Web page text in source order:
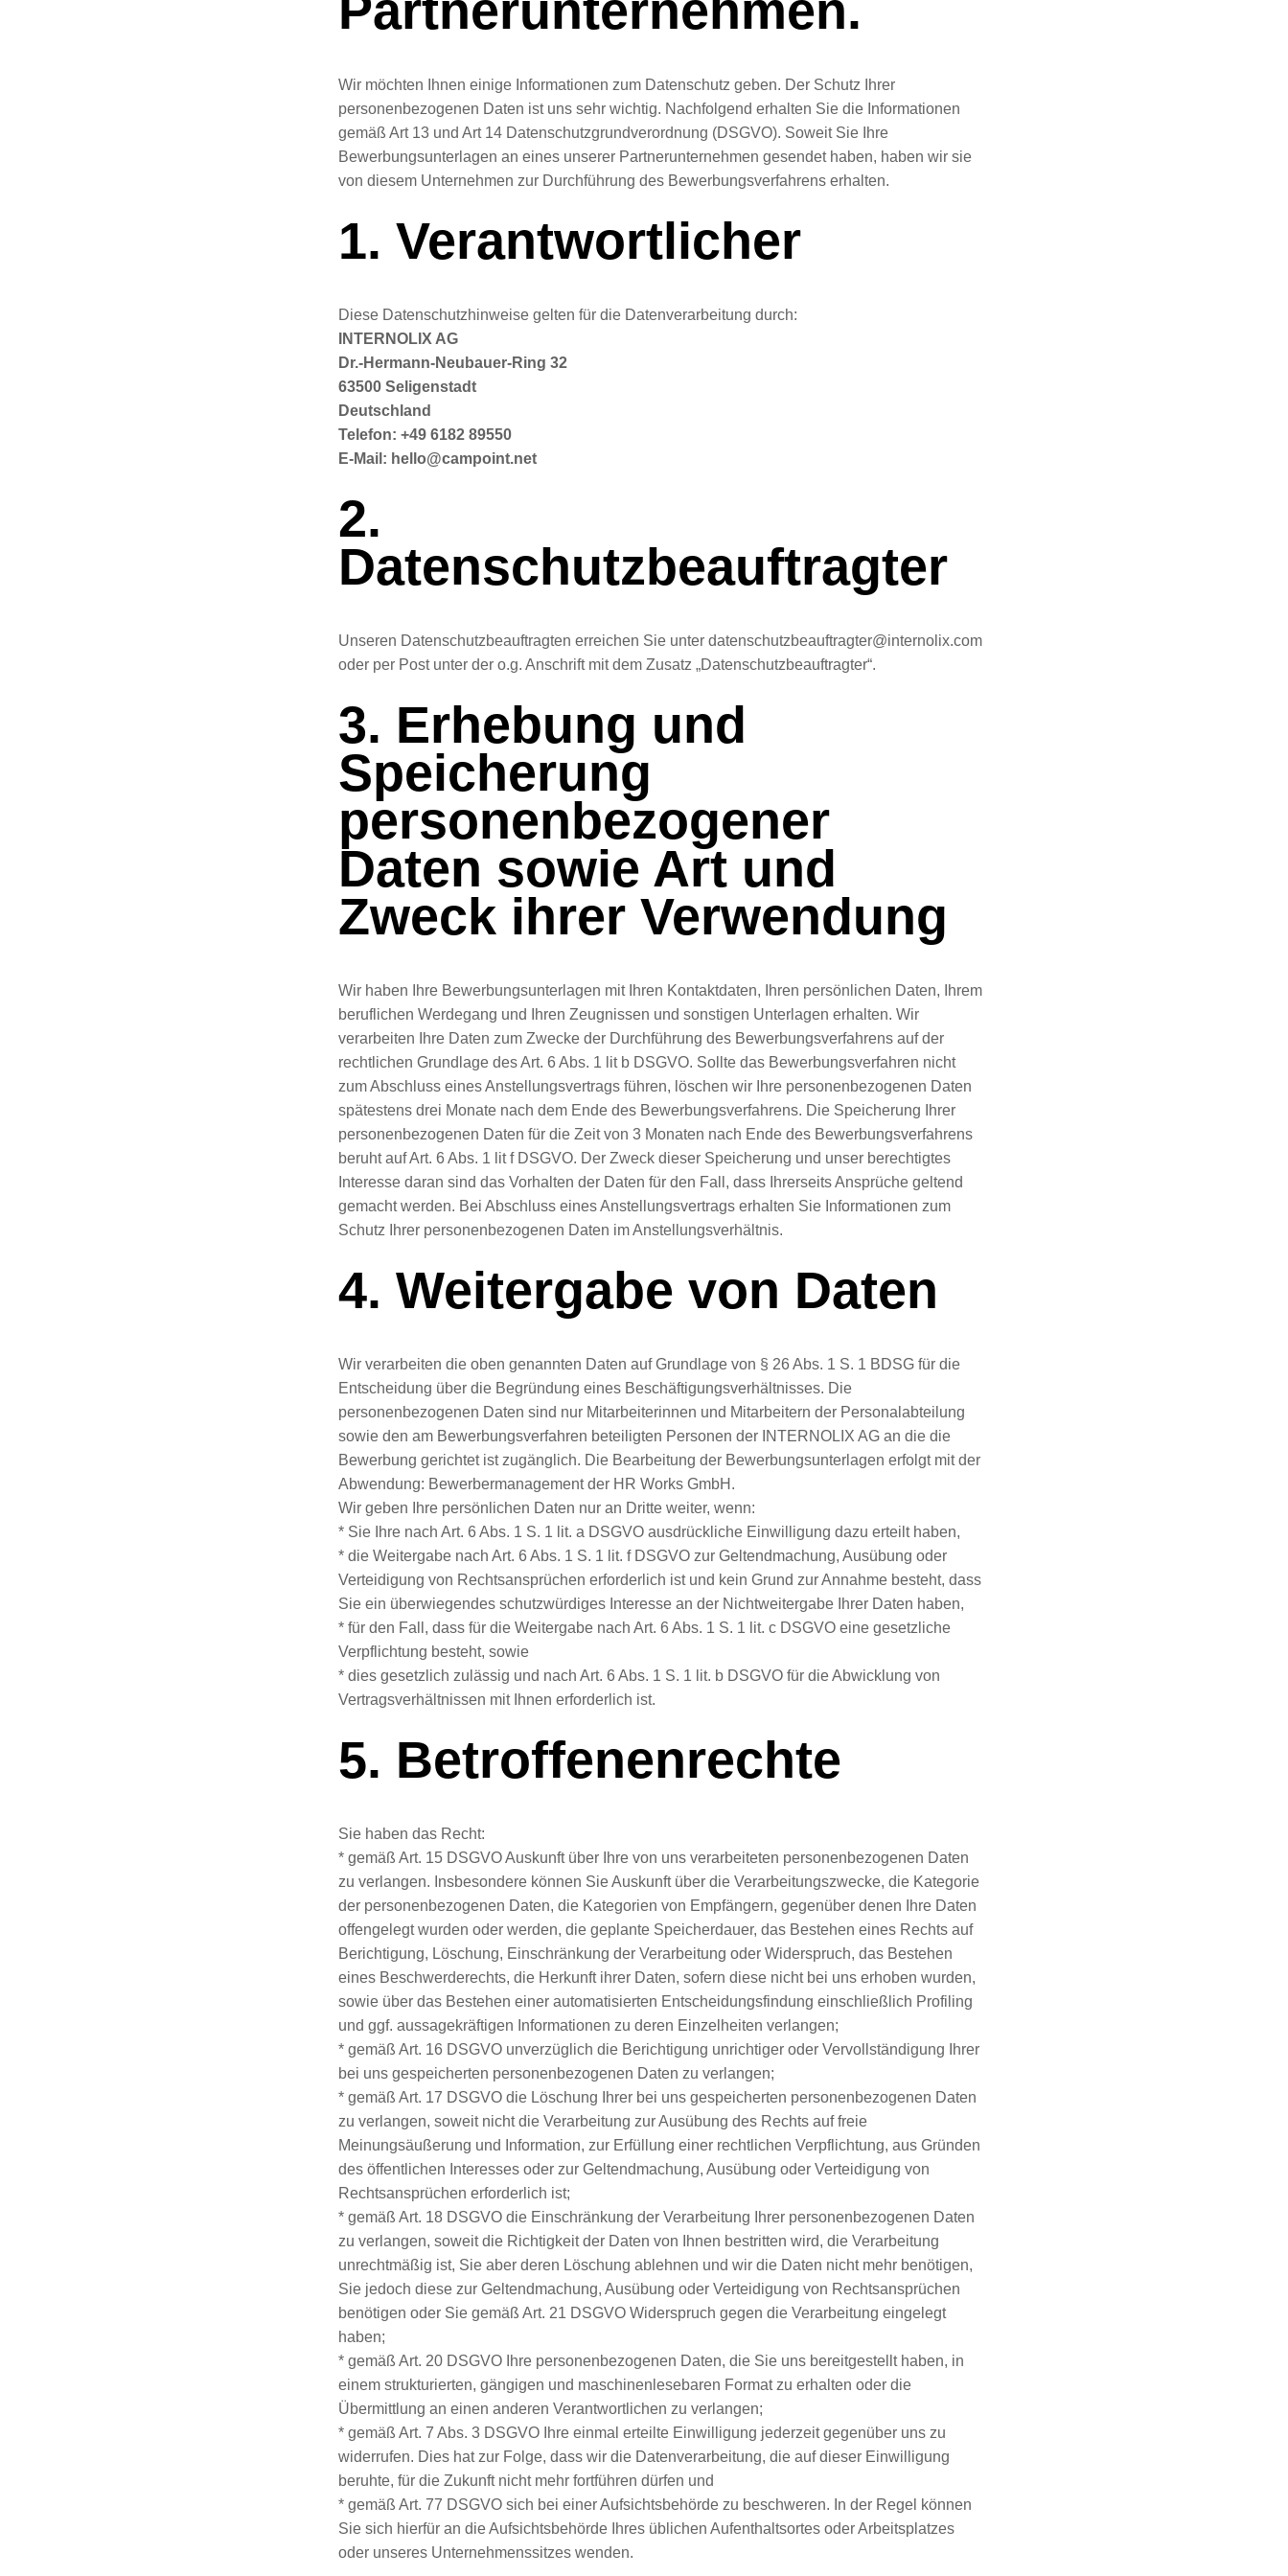
Wir möchten Ihnen einige Informationen zum Datenschutz geben. Der Schutz Ihrer
personenbezogenen Daten ist uns sehr wichtig. Nachfolgend erhalten Sie die Informationen
gemäß Art 13 und Art 14 Datenschutzgrundverordnung (DSGVO). Soweit Sie Ihre
Bewerbungsunterlagen an eines unserer Partnerunternehmen gesendet haben, haben wir sie
von diesem Unternehmen zur Durchführung des Bewerbungsverfahrens erhalten.
1. Verantwortlicher
Diese Datenschutzhinweise gelten für die Datenverarbeitung durch:
INTERNOLIX AG
Dr.-Hermann-Neubauer-Ring 32
63500 Seligenstadt
Deutschland
Telefon: +49 6182 89550
E-Mail: hello@campoint.net
2.
Datenschutzbeauftragter
Unseren Datenschutzbeauftragten erreichen Sie unter datenschutzbeauftragter@internolix.com
oder per Post unter der o.g. Anschrift mit dem Zusatz „Datenschutzbeauftragter“.
3. Erhebung und
Speicherung
personenbezogener
Daten sowie Art und
Zweck ihrer Verwendung
Wir haben Ihre Bewerbungsunterlagen mit Ihren Kontaktdaten, Ihren persönlichen Daten, Ihrem
beruflichen Werdegang und Ihren Zeugnissen und sonstigen Unterlagen erhalten. Wir
verarbeiten Ihre Daten zum Zwecke der Durchführung des Bewerbungsverfahrens auf der
rechtlichen Grundlage des Art. 6 Abs. 1 lit b DSGVO. Sollte das Bewerbungsverfahren nicht
zum Abschluss eines Anstellungsvertrags führen, löschen wir Ihre personenbezogenen Daten
spätestens drei Monate nach dem Ende des Bewerbungsverfahrens. Die Speicherung Ihrer
personenbezogenen Daten für die Zeit von 3 Monaten nach Ende des Bewerbungsverfahrens
beruht auf Art. 6 Abs. 1 lit f DSGVO. Der Zweck dieser Speicherung und unser berechtigtes
Interesse daran sind das Vorhalten der Daten für den Fall, dass Ihrerseits Ansprüche geltend
gemacht werden. Bei Abschluss eines Anstellungsvertrags erhalten Sie Informationen zum
Schutz Ihrer personenbezogenen Daten im Anstellungsverhältnis.
4. Weitergabe von Daten
Wir verarbeiten die oben genannten Daten auf Grundlage von § 26 Abs. 1 S. 1 BDSG für die
Entscheidung über die Begründung eines Beschäftigungsverhältnisses. Die
personenbezogenen Daten sind nur Mitarbeiterinnen und Mitarbeitern der Personalabteilung
sowie den am Bewerbungsverfahren beteiligten Personen der INTERNOLIX AG an die die
Bewerbung gerichtet ist zugänglich. Die Bearbeitung der Bewerbungsunterlagen erfolgt mit der
Abwendung: Bewerbermanagement der HR Works GmbH.
Wir geben Ihre persönlichen Daten nur an Dritte weiter, wenn:
* Sie Ihre nach Art. 6 Abs. 1 S. 1 lit. a DSGVO ausdrückliche Einwilligung dazu erteilt haben,
* die Weitergabe nach Art. 6 Abs. 1 S. 1 lit. f DSGVO zur Geltendmachung, Ausübung oder
Verteidigung von Rechtsansprüchen erforderlich ist und kein Grund zur Annahme besteht, dass
Sie ein überwiegendes schutzwürdiges Interesse an der Nichtweitergabe Ihrer Daten haben,
* für den Fall, dass für die Weitergabe nach Art. 6 Abs. 1 S. 1 lit. c DSGVO eine gesetzliche
Verpflichtung besteht, sowie
* dies gesetzlich zulässig und nach Art. 6 Abs. 1 S. 1 lit. b DSGVO für die Abwicklung von
Vertragsverhältnissen mit Ihnen erforderlich ist.
5. Betroffenenrechte
Sie haben das Recht:
* gemäß Art. 15 DSGVO Auskunft über Ihre von uns verarbeiteten personenbezogenen Daten
zu verlangen. Insbesondere können Sie Auskunft über die Verarbeitungszwecke, die Kategorie
der personenbezogenen Daten, die Kategorien von Empfängern, gegenüber denen Ihre Daten
offengelegt wurden oder werden, die geplante Speicherdauer, das Bestehen eines Rechts auf
Berichtigung, Löschung, Einschränkung der Verarbeitung oder Widerspruch, das Bestehen
eines Beschwerderechts, die Herkunft ihrer Daten, sofern diese nicht bei uns erhoben wurden,
sowie über das Bestehen einer automatisierten Entscheidungsfindung einschließlich Profiling
und ggf. aussagekräftigen Informationen zu deren Einzelheiten verlangen;
* gemäß Art. 16 DSGVO unverzüglich die Berichtigung unrichtiger oder Vervollständigung Ihrer
bei uns gespeicherten personenbezogenen Daten zu verlangen;
* gemäß Art. 17 DSGVO die Löschung Ihrer bei uns gespeicherten personenbezogenen Daten
zu verlangen, soweit nicht die Verarbeitung zur Ausübung des Rechts auf freie
Meinungsäußerung und Information, zur Erfüllung einer rechtlichen Verpflichtung, aus Gründen
des öffentlichen Interesses oder zur Geltendmachung, Ausübung oder Verteidigung von
Rechtsansprüchen erforderlich ist;
* gemäß Art. 18 DSGVO die Einschränkung der Verarbeitung Ihrer personenbezogenen Daten
zu verlangen, soweit die Richtigkeit der Daten von Ihnen bestritten wird, die Verarbeitung
unrechtmäßig ist, Sie aber deren Löschung ablehnen und wir die Daten nicht mehr benötigen,
Sie jedoch diese zur Geltendmachung, Ausübung oder Verteidigung von Rechtsansprüchen
benötigen oder Sie gemäß Art. 21 DSGVO Widerspruch gegen die Verarbeitung eingelegt
haben;
* gemäß Art. 20 DSGVO Ihre personenbezogenen Daten, die Sie uns bereitgestellt haben, in
einem strukturierten, gängigen und maschinenlesebaren Format zu erhalten oder die
Übermittlung an einen anderen Verantwortlichen zu verlangen;
* gemäß Art. 7 Abs. 3 DSGVO Ihre einmal erteilte Einwilligung jederzeit gegenüber uns zu
widerrufen. Dies hat zur Folge, dass wir die Datenverarbeitung, die auf dieser Einwilligung
beruhte, für die Zukunft nicht mehr fortführen dürfen und
* gemäß Art. 77 DSGVO sich bei einer Aufsichtsbehörde zu beschweren. In der Regel können
Sie sich hierfür an die Aufsichtsbehörde Ihres üblichen Aufenthaltsortes oder Arbeitsplatzes
oder unseres Unternehmenssitzes wenden.